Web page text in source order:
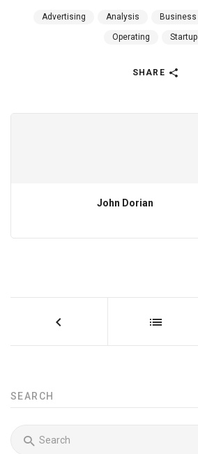
Advertising Analysis Business
Operating Startup
SHARE
John Dorian
SEARCH